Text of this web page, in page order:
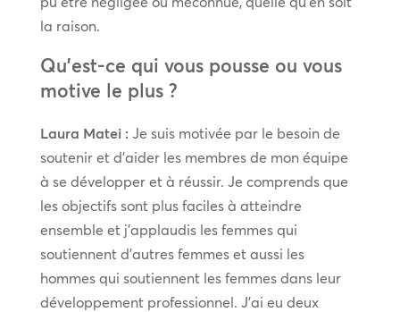
la raison.
Qu’est-ce qui vous pousse ou vous
motive le plus ?
Laura Matei :Je suis motivée par le besoin de
soutenir et d’aider les membres de mon équipe
à se développer et à réussir. Je comprends que
les objectifs sont plus faciles à atteindre
ensemble et j’applaudis les femmes qui
soutiennent d’autres femmes et aussi les
hommes qui soutiennent les femmes dans leur
développement professionnel. J’ai eu deux